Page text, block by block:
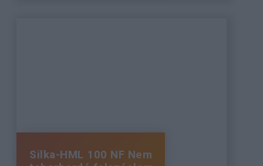
Silka-HML 100 NF Nem